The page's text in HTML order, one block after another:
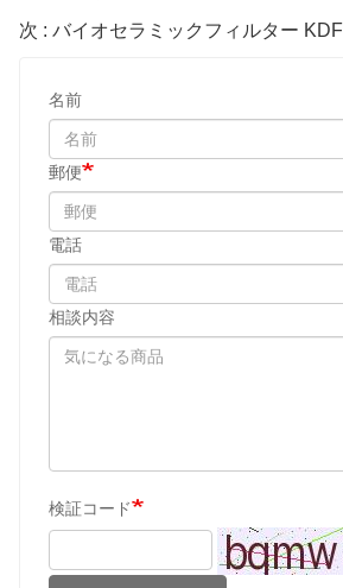
名前
郵便
電話
相談内容
検証コード